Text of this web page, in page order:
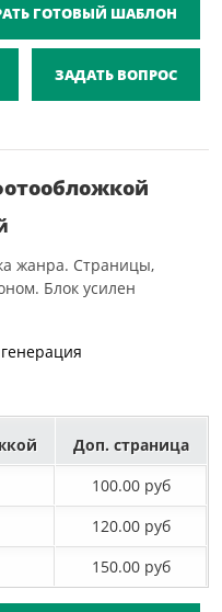
ГОТОВЫЙ ШАБЛОН
ЗАДАТЬ ВОПРОС
жанра. Страницы,
Блок усилен
Доп. страница
100.00 руб
120.00 руб
150.00 руб